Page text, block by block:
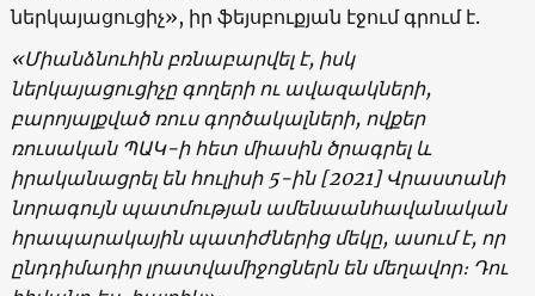
ներկայացուցիչ», իր ֆեյսբուքյան էջում գրում է.
«Միանձնուհին բռնաբարվել է, իսկ
ներկայացուցիչը գողերի ու ավազակների,
բարոյալքված ռուս գործակալների, ովքեր
ռուսական ՊԱԿ-ի հետ միասին ծրագրել և
իրականացրել են հուլիսի 5-ին [2021] Վրաստանի
նորագույն պատմության ամենաանհավանական
հրապարակային պատիժներից մեկը, ասում է, որ
ընդդիմադիր լրատվամիջոցներն են մեղավոր։ Դու